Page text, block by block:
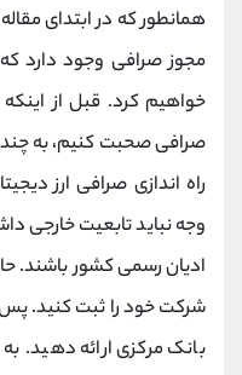
همانطور که در ابتدای
مجوز صرافی وجود دارد
خواهیم کرد. قبل از اینکه
صرافی صحبت کنیم، به چند
راه اندازی صرافی ارز
وجه نباید تابعیت خارجی
ادیان رسمی کشور باشند.
شرکت خود را ثبت کنید. پس
بانک مرکزی ارائه دهید.